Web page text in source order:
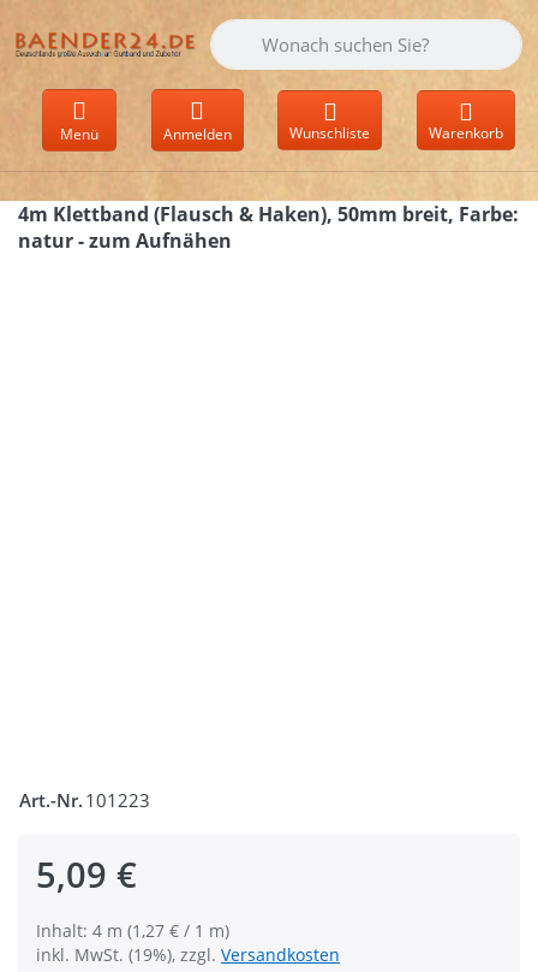
Geben Sie einen Suchbegriff ein.
Menü Anmelden Wunschliste Warenkorb
4m Klettband (Flausch & Haken), 50mm breit, Farbe:
natur - zum Aufnähen
Art.-Nr. 101223
5,09 €
Inhalt: 4 m (1,27 € / 1 m)
inkl. MwSt. (19%), zzgl. Versandkosten